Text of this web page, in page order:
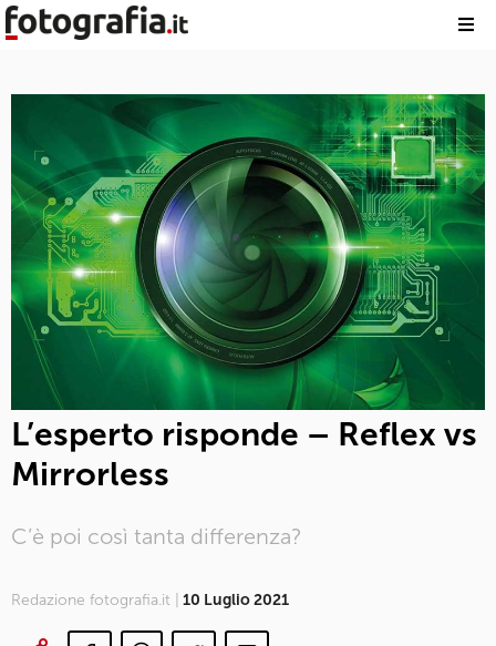
L’esperto risponde – Reflex vs
Mirrorless
C’è poi così tanta differenza?
Redazione fotografia.it | 10 Luglio 2021